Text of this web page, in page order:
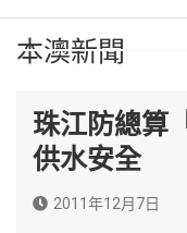
本澳新聞
珠江防總算
供水安全
2011年12月7日